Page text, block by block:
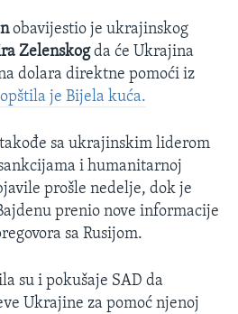
obavijestio je ukrajinskog
Zelenskogda će Ukrajina
dolara direktne pomoći iz
je Bijela kuća.
sa ukrajinskim liderom
i humanitarnoj
prošle nedelje, dok je
prenio nove informacije
sa Rusijom.
su i pokušaje SAD da
Ukrajine za pomoć njenoj